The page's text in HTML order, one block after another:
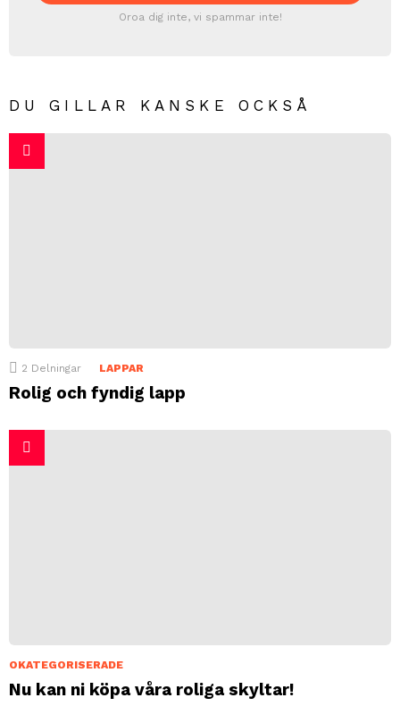
Oroa dig inte, vi spammar inte!
DU GILLAR KANSKE OCKSÅ
2 Delningar LAPPAR
Rolig och fyndig lapp
OKATEGORISERADE
Nu kan ni köpa våra roliga skyltar!